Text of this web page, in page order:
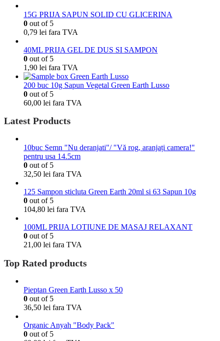
15G PRIJA SAPUN SOLID CU GLICERINA
0 out of 5
0,79 lei fara TVA
40ML PRIJA GEL DE DUS SI SAMPON
0 out of 5
1,90 lei fara TVA
200 buc 10g Sapun Vegetal Green Earth Lusso
0 out of 5
60,00 lei fara TVA
Latest Products
10buc Semn "Nu deranjati"/ "Vă rog, aranjați camera!"
pentru usa 14.5cm
0 out of 5
32,50 lei fara TVA
125 Sampon sticluta Green Earth 20ml si 63 Sapun 10g
0 out of 5
104,80 lei fara TVA
100ML PRIJA LOTIUNE DE MASAJ RELAXANT
0 out of 5
21,00 lei fara TVA
Top Rated products
Pieptan Green Earth Lusso x 50
0 out of 5
36,50 lei fara TVA
Organic Anyah "Body Pack"
0 out of 5